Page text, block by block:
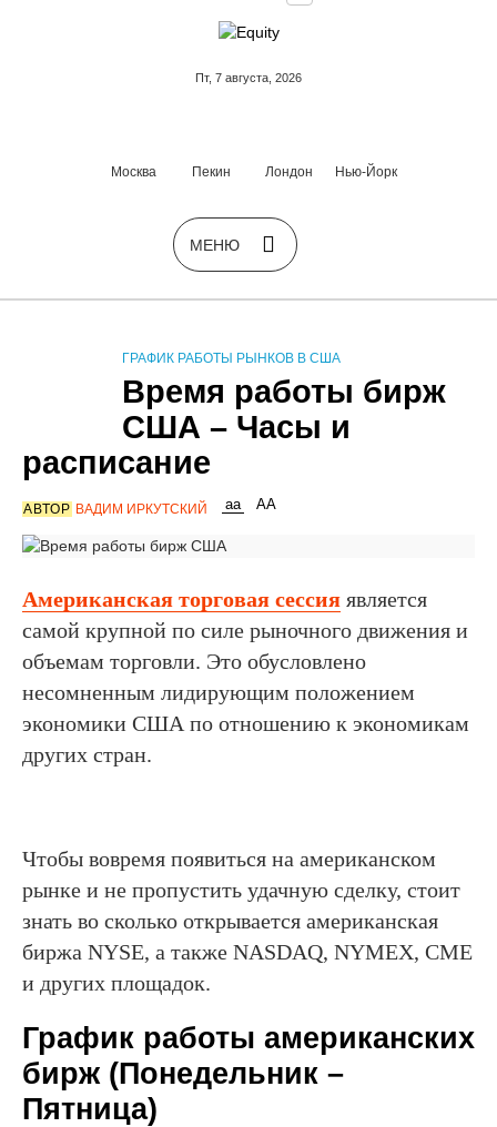
Пт, 7 августа, 2026
Москва Пекин Лондон Нью-Йорк
ГРАФИК РАБОТЫ РЫНКОВ В США
Время работы бирж
США – Часы и
расписание
АВТОР ВАДИМ ИРКУТСКИЙ
Американская торговая сессия является
самой крупной по силе рыночного движения и
объемам торговли. Это обусловлено
несомненным лидирующим положением
экономики США по отношению к экономикам
других стран.
Чтобы вовремя появиться на американском
рынке и не пропустить удачную сделку, стоит
знать во сколько открывается американская
биржа NYSE, а также NASDAQ, NYMEX, CME
и других площадок.
График работы американских
бирж (Понедельник –
Пятница)